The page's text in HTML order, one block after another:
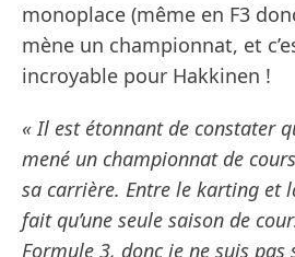
monoplace (même en F3
mène un championnat, et
incroyable pour Hakkinen !
« Il est étonnant de constater
mené un championnat de
sa carrière. Entre le karting et
fait qu’une seule saison de
Formule 3, donc je ne suis pas